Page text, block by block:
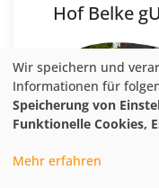
Hof Belke
Wir speichern und
Informationen für
Speicherung von
Funktionelle Cookies,
Mehr erfahren